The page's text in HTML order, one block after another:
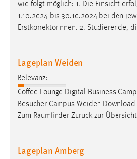
wie folgt möglich: 1. Die Einsicht
1.10.2024 bis 30.10.2024 bei den
ErstkorrektorInnen. 2. Studierende,
Lageplan Weiden
Relevanz:
Coffee-Lounge Digital Business
Besucher Campus Weiden Download
Zum Raumfinder Zurück zur Übersicht
Lageplan Amberg